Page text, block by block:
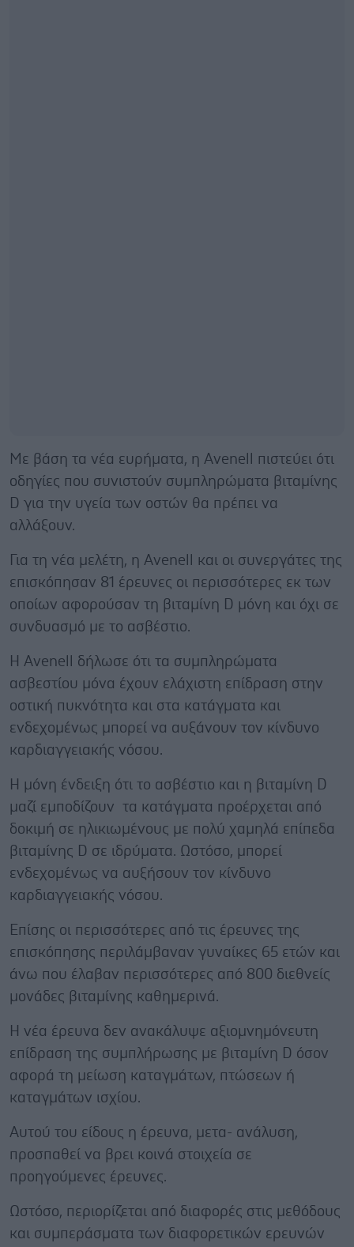
Με βάση τα νέα ευρήματα, η Avenell πιστεύει ότι
οδηγίες που συνιστούν συμπληρώματα βιταμίνης
D για την υγεία των οστών θα πρέπει να
αλλάξουν.
Για τη νέα μελέτη, η Avenell και οι συνεργάτες της
επισκόπησαν 81 έρευνες οι περισσότερες εκ των
οποίων αφορούσαν τη βιταμίνη D μόνη και όχι σε
συνδυασμό με το ασβέστιο.
Η Avenell δήλωσε ότι τα συμπληρώματα
ασβεστίου μόνα έχουν ελάχιστη επίδραση στην
οστική πυκνότητα και στα κατάγματα και
ενδεχομένως μπορεί να αυξάνουν τον κίνδυνο
καρδιαγγειακής νόσου.
Η μόνη ένδειξη ότι το ασβέστιο και η βιταμίνη D
μαζί εμποδίζουν τα κατάγματα προέρχεται από
δοκιμή σε ηλικιωμένους με πολύ χαμηλά επίπεδα
βιταμίνης D σε ιδρύματα. Ωστόσο, μπορεί
ενδεχομένως να αυξήσουν τον κίνδυνο
καρδιαγγειακής νόσου.
Επίσης οι περισσότερες από τις έρευνες της
επισκόπησης περιλάμβαναν γυναίκες 65 ετών και
άνω που έλαβαν περισσότερες από 800 διεθνείς
μονάδες βιταμίνης καθημερινά.
Η νέα έρευνα δεν ανακάλυψε αξιομνημόνευτη
επίδραση της συμπλήρωσης με βιταμίνη D όσον
αφορά τη μείωση καταγμάτων, πτώσεων ή
καταγμάτων ισχίου.
Αυτού του είδους η έρευνα, μετα- ανάλυση,
προσπαθεί να βρει κοινά στοιχεία σε
προηγούμενες έρευνες.
Ωστόσο, περιορίζεται από διαφορές στις μεθόδους
και συμπεράσματα των διαφορετικών ερευνών